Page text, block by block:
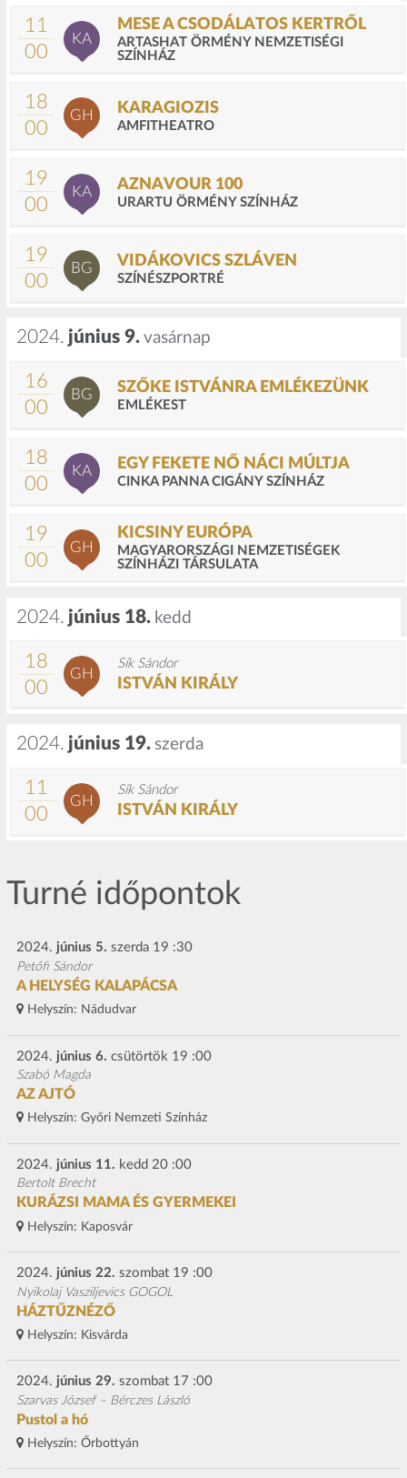
11
00
KA
MESE A CSODÁLATOS KERTRŐL
ARTASHAT ÖRMÉNY NEMZETISÉGI
SZÍNHÁZ
18
00
GH KARAGIOZIS
AMFITHEATRO
19
00
KA AZNAVOUR 100
URARTU ÖRMÉNY SZÍNHÁZ
19
00
BG VIDÁKOVICS SZLÁVEN
SZÍNÉSZPORTRÉ
2024. június 9. vasárnap
16
00
BG SZŐKE ISTVÁNRA EMLÉKEZÜNK
EMLÉKEST
18
00
KA EGY FEKETE NŐ NÁCI MÚLTJA
CINKA PANNA CIGÁNY SZÍNHÁZ
19
00
GH
KICSINY EURÓPA
MAGYARORSZÁGI NEMZETISÉGEK
SZÍNHÁZI TÁRSULATA
2024. június 18. kedd
18
00
GH
Sík Sándor
ISTVÁN KIRÁLY
2024. június 19. szerda
11
00
GH
Sík Sándor
ISTVÁN KIRÁLY
Turné időpontok
2024. június 5. szerda 19 :30
Petőfi Sándor
A HELYSÉG KALAPÁCSA
Helyszín: Nádudvar
2024. június 6. csütörtök 19 :00
Szabó Magda
AZ AJTÓ
Helyszín: Győri Nemzeti Színház
2024. június 11. kedd 20 :00
Bertolt Brecht
KURÁZSI MAMA ÉS GYERMEKEI
Helyszín: Kaposvár
2024. június 22. szombat 19 :00
Nyikolaj Vasziljevics GOGOL
HÁZTŰZNÉZŐ
Helyszín: Kisvárda
2024. június 29. szombat 17 :00
Szarvas József – Bérczes László
Pustol a hó
Helyszín: Őrbottyán